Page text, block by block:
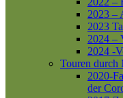
2023 –
2023
2024 –
2024 -
Touren durch
2020-
der